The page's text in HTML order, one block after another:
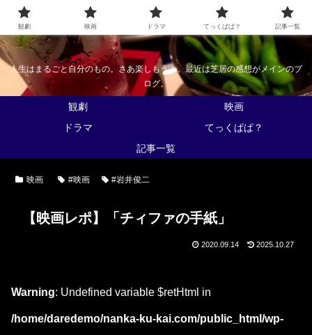
なんかくうかい
人生はまるごと自分のもの。さあ楽しもう！。最近は芝居の感想がメインのブ
ログ。
観劇
映画
ドラマ
てっくぱぱ？
記事一覧
映画 #映画 #岩井俊二
【映画レポ】「チィファの手紙」
2020.09.14 2025.10.27
Warning: Undefined variable $retHtml in
/home/daredemo/nanka-ku-kai.com/public_html/wp-
観劇 映画 ドラマ てっくぱぱ？ 記事一覧